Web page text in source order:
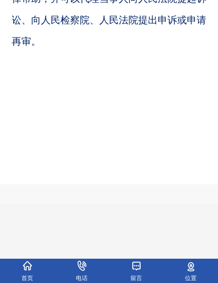
讼、向人民检察院、人民法院提出申诉或申请
再审。
首页 电话 留言 位置